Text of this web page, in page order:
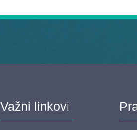
Važni linkovi